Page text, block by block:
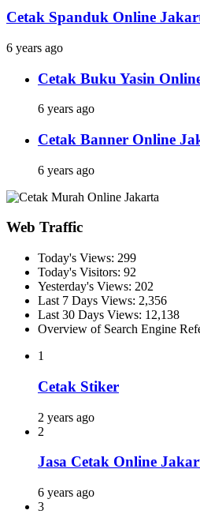
Cetak Spanduk Online
6 years ago
Cetak Buku Yasin
6 years ago
Cetak Banner Online
6 years ago
Web Traffic
Today's Views: 299
Today's Visitors: 92
Yesterday's Views: 202
Last 7 Days Views: 2,356
Last 30 Days Views: 12,138
Overview of Search Engine
1
Cetak Stiker
2 years ago
2
Jasa Cetak Online
6 years ago
3